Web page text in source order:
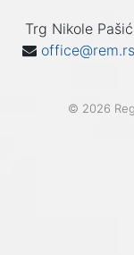
Trg Nikole
office@rem.rs
© 2026